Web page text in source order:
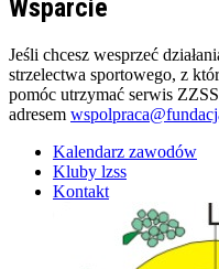
Wsparcie
Jeśli chcesz wesprzeć
strzelectwa sportowego, z
pomóc utrzymać serwis
adresem
Kalendarz zawodów
Kluby lzss
Kontakt